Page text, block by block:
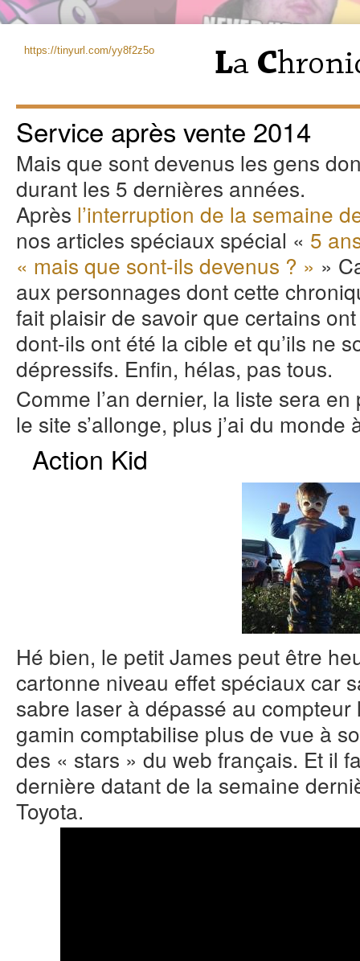
https://tinyurl.com/yy8f2z5o
Service après vente 2014
Mais que sont devenus les gens
durant les 5 dernières années.
Après l’interruption de la semaine
nos articles spéciaux spécial « 5
« mais que sont-ils devenus ? » »
aux personnages dont cette
fait plaisir de savoir que certains
dont-ils ont été la cible et qu’ils ne
dépressifs. Enfin, hélas, pas tous.
Comme l’an dernier, la liste sera
le site s’allonge, plus j’ai du monde
Action Kid
Hé bien, le petit James peut être
cartonne niveau effet spéciaux car
sabre laser à dépassé au
gamin comptabilise plus de vue à
des « stars » du web français. Et il
dernière datant de la semaine
Toyota.